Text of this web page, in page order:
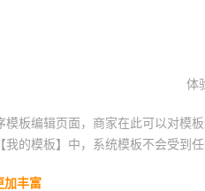
体
板编辑页面，商家在此可以对模
的模板】中，系统模板不会受到任
加丰富